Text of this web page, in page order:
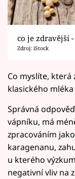
co je zdravější
Zdroj: iStock
Co myslíte,
klasického
Správná
vápníku, má
zpracováním
karagenanu,
u kterého
negativní vliv na